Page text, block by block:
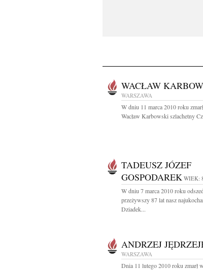
WACŁAW
WARSZAWA
W dniu 11 marca 2010 roku
Wacław Karbowski szlachetny
TADEUSZ JÓZEF
GOSPODAREK WIEK:
W dniu 7 marca 2010 roku
przeżywszy 87 lat nasz
Dziadek...
ANDRZEJ
WARSZAWA
Dnia 11 lutego 2010 roku zmarł